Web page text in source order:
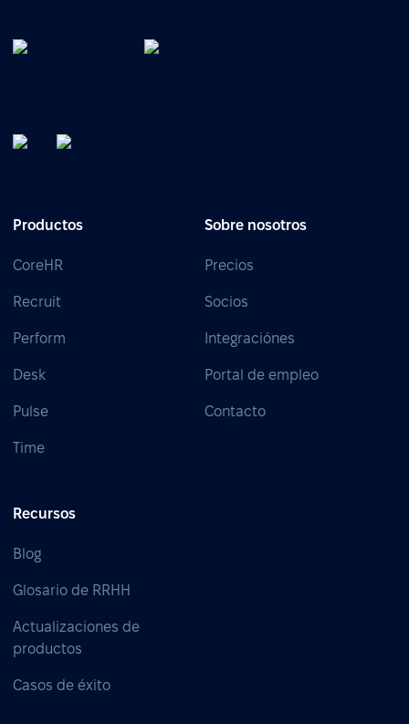
Productos
CoreHR
Recruit
Perform
Desk
Pulse
Time
Sobre nosotros
Precios
Socios
Integraciónes
Portal de empleo
Contacto
Recursos
Blog
Glosario de RRHH
Actualizaciones de
productos
Casos de éxito